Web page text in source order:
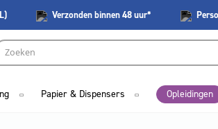
Verzondenbinnen 48 uur*
Papier & Dispensers Opleidingen